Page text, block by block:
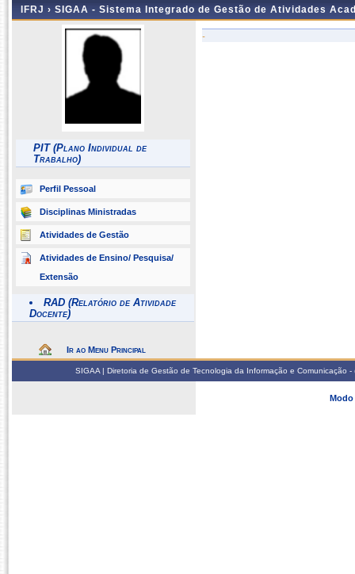
IFRJ › SIGAA - Sistema Integrado de Gestão de Atividades
PIT (Plano Individual de
Trabalho)
Perfil Pessoal
Disciplinas Ministradas
Atividades de Gestão
Atividades de Ensino/ Pesquisa/
Extensão
RAD (Relatório de Atividade
Docente)
Ir ao Menu Principal
-
SIGAA | Diretoria de Gestão de Tecnologia da Informação e
Modo